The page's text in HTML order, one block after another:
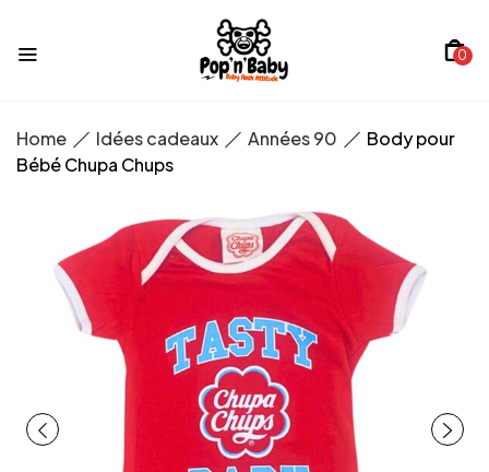
0
Home Idées cadeaux Années 90
Body pour
Bébé Chupa Chups